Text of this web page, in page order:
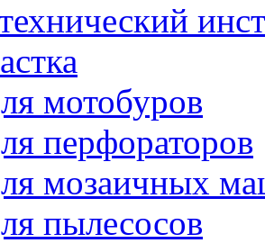
мотобуров
перфораторов
мозаичных
пылесосов